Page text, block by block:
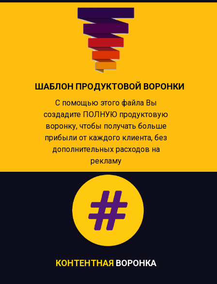
ШАБЛОН ПРОДУКТОВОЙ ВОРОНКИ
С помощью этого файла Вы
создадите ПОЛНУЮ продуктовую
воронку, чтобы получать больше
прибыли от каждого клиента, без
дополнительных расходов на
рекламу
КОНТЕНТНАЯ ВОРОНКА